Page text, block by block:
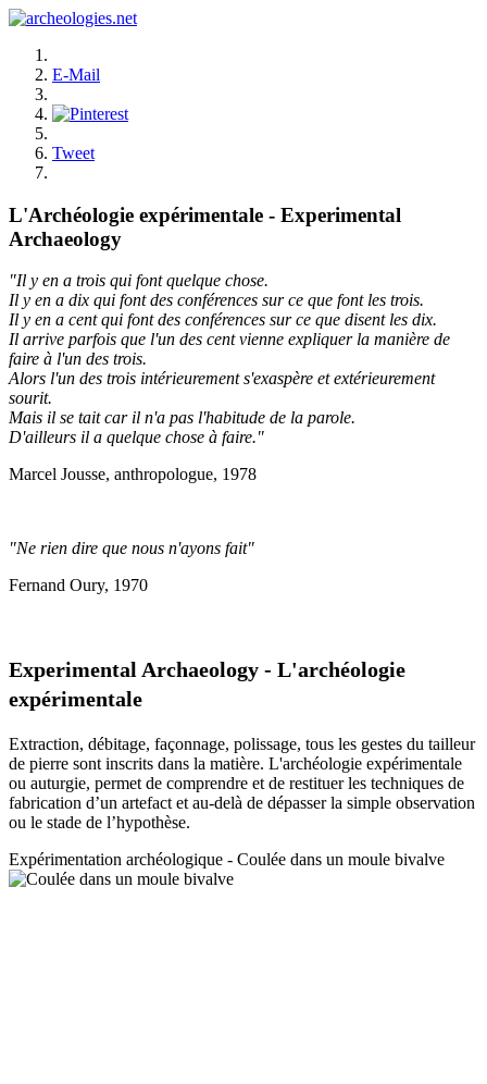
E-Mail
Tweet
L'Archéologie expérimentale - Experimental
Archaeology
"Il y en a trois qui font quelque chose.
Il y en a dix qui font des conférences sur ce que font les trois.
Il y en a cent qui font des conférences sur ce que disent les dix.
Il arrive parfois que l'un des cent vienne expliquer la manière de
faire à l'un des trois.
Alors l'un des trois intérieurement s'exaspère et extérieurement
sourit.
Mais il se tait car il n'a pas l'habitude de la parole.
D'ailleurs il a quelque chose à faire."
Marcel Jousse, anthropologue, 1978
"Ne rien dire que nous n'ayons fait"
Fernand Oury, 1970
Experimental Archaeology - L'archéologie
expérimentale
Extraction, débitage, façonnage, polissage, tous les gestes du tailleur
de pierre sont inscrits dans la matière. L'archéologie expérimentale
ou auturgie, permet de comprendre et de restituer les techniques de
fabrication d’un artefact et au-delà de dépasser la simple observation
ou le stade de l’hypothèse.
Expérimentation archéologique - Coulée dans un moule bivalve